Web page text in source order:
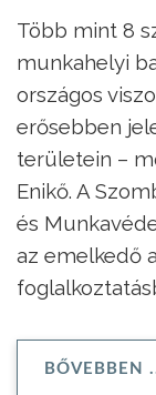
Több mint 8
munkahelyi
országos
erősebben
területein –
Enikő. A
és
az emelkedő
BŐVEBBEN